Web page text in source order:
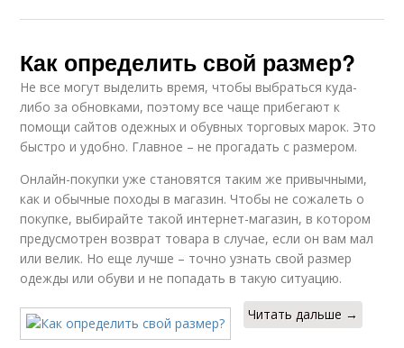
Как определить свой размер?
Не все могут выделить время, чтобы выбраться куда-
либо за обновками, поэтому все чаще прибегают к
помощи сайтов одежных и обувных торговых марок. Это
быстро и удобно. Главное – не прогадать с размером.
Онлайн-покупки уже становятся таким же привычными,
как и обычные походы в магазин. Чтобы не сожалеть о
покупке, выбирайте такой интернет-магазин, в котором
предусмотрен возврат товара в случае, если он вам мал
или велик. Но еще лучше – точно узнать свой размер
одежды или обуви и не попадать в такую ситуацию.
Читать дальше →